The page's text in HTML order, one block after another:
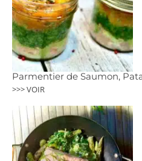
Parmentier de Saumon,
>>> VOIR